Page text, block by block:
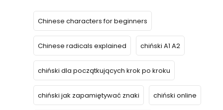
Chinese characters for beginners
Chinese radicals explained chiński A1 A2
chiński dla początkujących krok po kroku
chiński jak zapamiętywać znaki chiński online